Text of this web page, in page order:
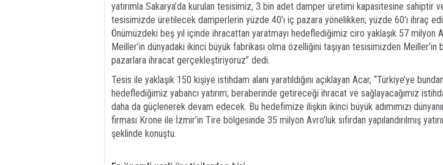
yatırımla Sakarya’da kurulan tesisimiz, 3 bin adet damper üretimi kapasitesine sahiptir
tesisimizde üretilecek damperlerin yüzde 40’ı iç pazara yönelikken; yüzde 60’ı ihraç
Önümüzdeki beş yıl içinde ihracattan yaratmayı hedeflediğimiz ciro yaklaşık 57 milyon
Meiller’in dünyadaki ikinci büyük fabrikası olma özelliğini taşıyan tesisimizden Meiller’in
pazarlara ihracat gerçekleştiriyoruz” dedi.
Tesis ile yaklaşık 150 kişiye istihdam alanı yaratıldığını açıklayan Acar, “Türkiye’ye
hedeflediğimiz yabancı yatırım; beraberinde getireceği ihracat ve sağlayacağımız
daha da güçlenerek devam edecek. Bu hedefimize ilişkin ikinci büyük adımımızı
firması Krone ile İzmir’in Tire bölgesinde 35 milyon Avro’luk sıfırdan yapılandırılmış
şeklinde konuştu.